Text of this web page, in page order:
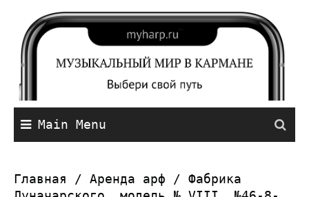
Main Menu
Главная / Аренда арф / Фабрика